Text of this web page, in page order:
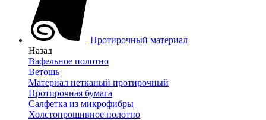
Протирочный материал
Назад
Вафельное полотно
Ветошь
Материал нетканый протирочный
Протирочная бумага
Салфетка из микрофибры
Холстопрошивное полотно